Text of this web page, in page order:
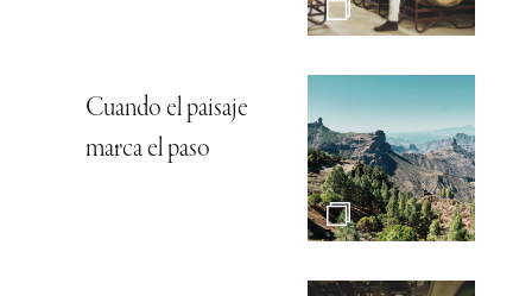
Cuando el paisaje
marca el paso